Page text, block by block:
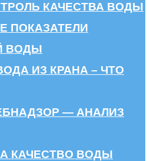
КАЧЕСТВА ВОДЫ
ПОКАЗАТЕЛИ
ВОДЫ
ИЗ КРАНА – ЧТО
— АНАЛИЗ
КАЧЕСТВО ВОДЫ